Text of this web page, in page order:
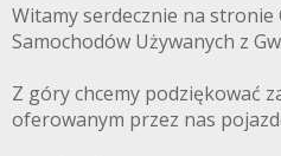
Witamy serdecznie na stronie
Samochodów Używanych z
Z góry chcemy podziękować
oferowanym przez nas